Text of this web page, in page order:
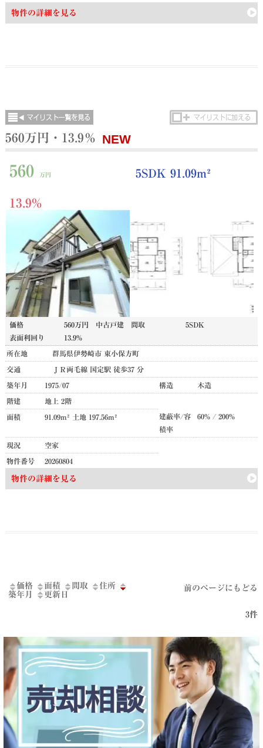
物件の詳細を見る
560万円・13.9％ NEW
560 万円 5SDK 91.09m²
13.9%
物件の詳細を見る
価格 560万円 中古戸建 間取
5SDK
表面利回り
13.9%
所在地 群馬県伊勢崎市 東小保方町
交通 ＪＲ両毛線 国定駅 徒歩37 分
築年月 1975/07 構造 木造
階建 地上 2階
面積 91.09m² 土地 197.56m²
建蔽率/容
積率
60% / 200%
現況 空家
物件番号 20260804
価格 面積 間取
住所
築年月
更新日
3件
前のページにもどる